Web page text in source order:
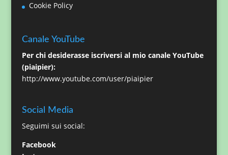
Cookie Policy
Canale YouTube
Per chi desiderasse iscriversi al mio canale YouTube
(piaipier):
http://www.youtube.com/user/piaipier
Social Media
Seguimi sui social:
Facebook